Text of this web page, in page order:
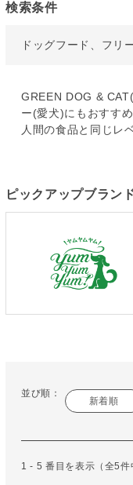
検索条件
ドッグフード、フリ
GREEN DOG &
ー(愛犬)にもおすすめ
人間の食品と同じレ
ピックアップブラン
並び順：
新着順
1 - 5 番目を表示（全5件